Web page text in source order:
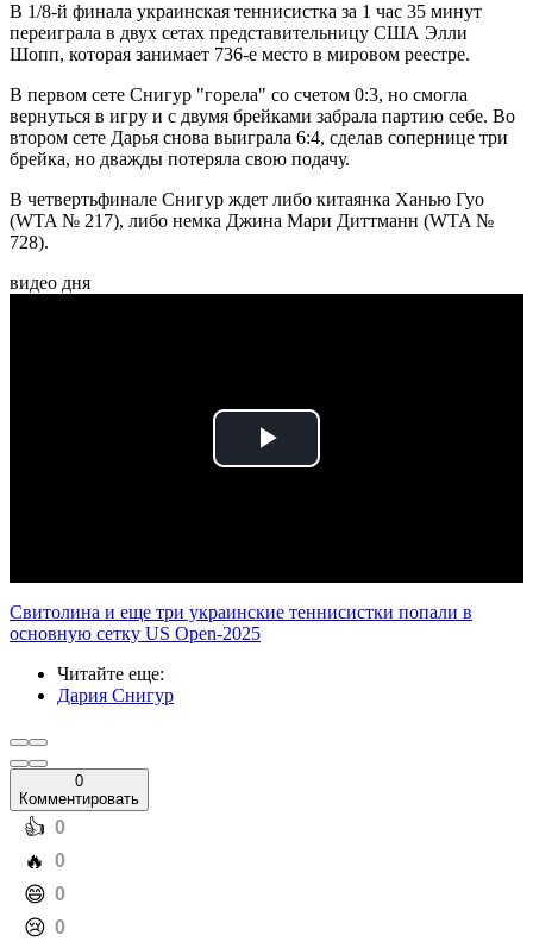
В 1/8-й финала украинская теннисистка за 1 час 35 минут
переиграла в двух сетах представительницу США Элли
Шопп, которая занимает 736-е место в мировом реестре.
В первом сете Снигур "горела" со счетом 0:3, но смогла
вернуться в игру и с двумя брейками забрала партию себе. Во
втором сете Дарья снова выиграла 6:4, сделав сопернице три
брейка, но дважды потеряла свою подачу.
В четвертьфинале Снигур ждет либо китаянка Ханью Гуо
(WTA № 217), либо немка Джина Мари Диттманн (WTA №
728).
видео дня
Play
Свитолина и еще три украинские теннисистки попали в
основную сетку US Open-2025
Читайте еще:
Дария Снигур
0
Комментировать
️👍 0
️🔥 0
️😄 0
️😢 0